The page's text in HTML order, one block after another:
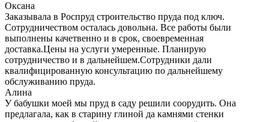
Оксана
Заказывала в Роспруд строительство пруда под ключ.
Сотрудничеством осталась довольна. Все работы были
выполнены качетвенно и в срок, своевременная
доставка.Цены на услуги умеренные. Планирую
сотрудничество и в дальнейшем.Сотрудники дали
квалифицированную консультацию по дальнейшему
обслуживанию пруда.
Алина
У бабушки моей мы пруд в саду решили соорудить. Она
предлагала, как в старину глиной да камнями стенки